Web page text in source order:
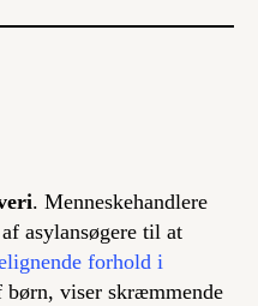
. Menneskehandlere
asylansøgere til at
forhold i
børn, viser skræmmende